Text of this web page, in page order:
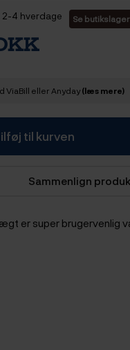
2-4 hverdage Se butikslager
ViaBill eller Anyday(læs mere)
til kurven
Sammenlign
er super brugervenlig